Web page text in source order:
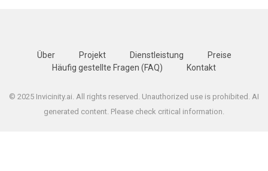
Über Projekt Dienstleistung
Preise
Häufig gestellte Fragen (FAQ)
Kontakt
© 2025 Invicinity.ai. All rights reserved. Unauthorized use is prohibited. AI
generated content. Please check critical information.